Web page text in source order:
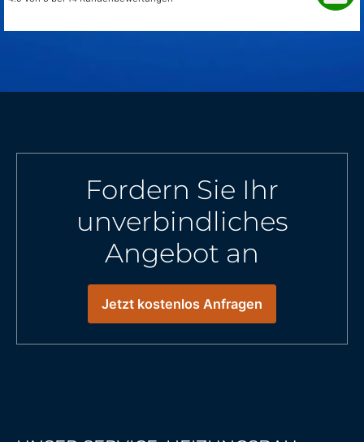
Fordern Sie Ihr
unverbindliches
Angebot an
Jetzt kostenlos Anfragen